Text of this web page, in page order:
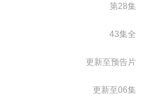
第28集
43集全
更新至预告片
更新至06集